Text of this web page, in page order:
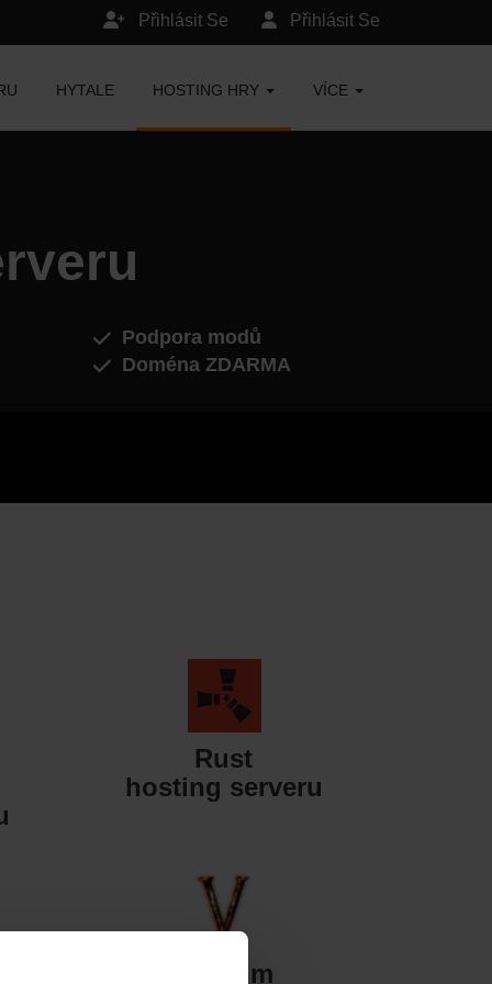
Přihlásit Se
Přihlásit Se
HYTALE HOSTING HRY VÍCE
Podpora modů
Doména ZDARMA
Rust
hosting serveru
Valheim